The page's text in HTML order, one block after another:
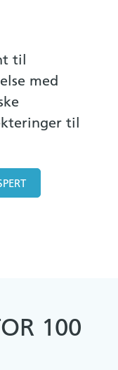
til
med
til
100